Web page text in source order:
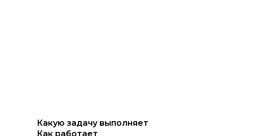
Какую задачу выполняет
Как работает